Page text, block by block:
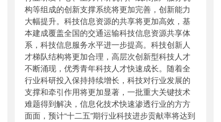
构等组成的创新支撑系统将更加完善，创新能力
大幅提升。科技信息资源的共享将更加高效，基
本建成覆盖全国的交通运输科技信息资源共享体
系，科技信息服务水平进一步提高。科技创新人
才梯队结构将更加合理，高层次创新型科技人才
不断涌现，优秀青年科技人才快速成长。随着全
行业科研投入保持持续增长，科技对行业发展的
支撑和牵引作用将更加显著，一批重大关键技术
难题得到解决，信息化技术快速渗透行业的方方
面面，预计“十二五”期行业科技进步贡献率将达到